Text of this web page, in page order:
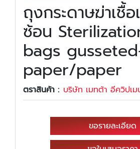
ถุงกระดาษฆ่าเชื้
ซ้อน
bags
paper/paper
ตราสินค้า : บริษัท เมทต้า อีควิปเ
ขอรายละเอียด